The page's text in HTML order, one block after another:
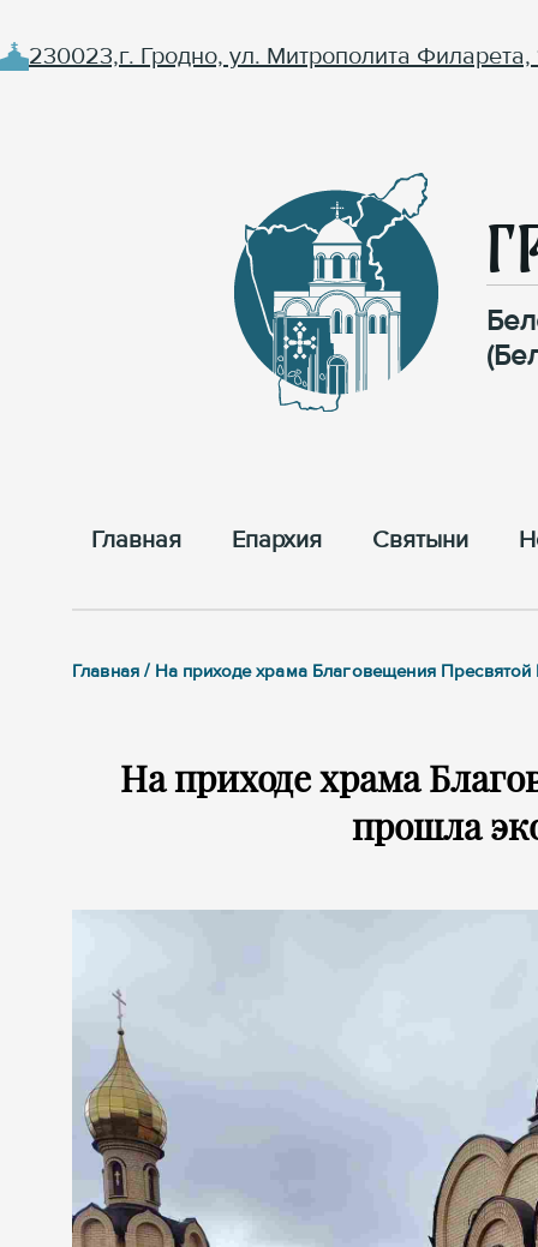
230023,г. Гродно, ул. Митрополита Филарета,
Главная Епархия Cвятыни
Главная / На приходе храма Благовещения
На приходе храма
прошла